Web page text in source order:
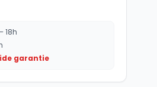
18h
garantie